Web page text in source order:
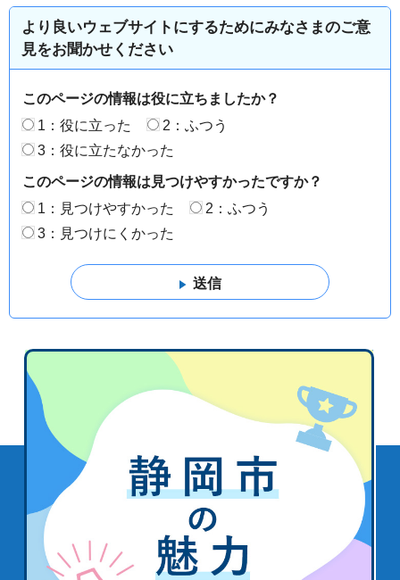
より良いウェブサイトにするためにみなさまのご意
見をお聞かせください
このページの情報は役に立ちましたか？
1：役に立った
2：ふつう
3：役に立たなかった
このページの情報は見つけやすかったですか？
1：見つけやすかった
2：ふつう
3：見つけにくかった